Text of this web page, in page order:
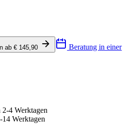
ab € 145,90 Beratung in einer
2-4 Werktagen
14 Werktagen